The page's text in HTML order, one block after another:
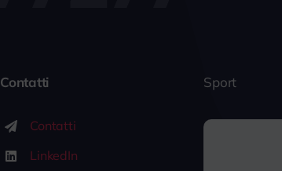
Contatti
Contatti
LinkedIn
Sport